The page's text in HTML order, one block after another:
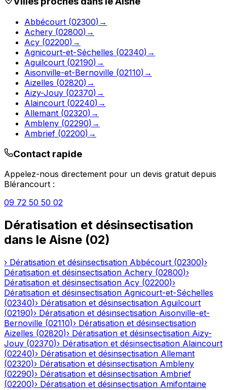
Abbécourt (02300) →
Achery (02800) →
Acy (02200) →
Agnicourt-et-Séchelles (02340) →
Aguilcourt (02190) →
Aisonville-et-Bernoville (02110) →
Aizelles (02820) →
Aizy-Jouy (02370) →
Alaincourt (02240) →
Allemant (02320) →
Ambleny (02290) →
Ambrief (02200) →
Contact rapide
Appelez-nous directement pour un devis gratuit depuis
Blérancourt :
09 72 50 50 02
Dératisation et désinsectisation
dans le Aisne (02)
› Dératisation et désinsectisation Abbécourt (02300)›
Dératisation et désinsectisation Achery (02800)›
Dératisation et désinsectisation Acy (02200)›
Dératisation et désinsectisation Agnicourt-et-Séchelles
(02340)› Dératisation et désinsectisation Aguilcourt
(02190)› Dératisation et désinsectisation Aisonville-et-
Bernoville (02110)› Dératisation et désinsectisation
Aizelles (02820)› Dératisation et désinsectisation Aizy-
Jouy (02370)› Dératisation et désinsectisation Alaincourt
(02240)› Dératisation et désinsectisation Allemant
(02320)› Dératisation et désinsectisation Ambleny
(02290)› Dératisation et désinsectisation Ambrief
(02200)› Dératisation et désinsectisation Amifontaine